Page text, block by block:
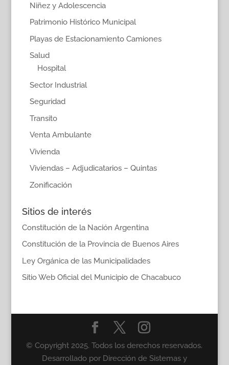
Niñez y Adolescencia
Patrimonio Histórico Municipal
Playas de Estacionamiento Camiones
Salud
Hospital
Sector Industrial
Seguridad
Transito
Venta Ambulante
Vivienda
Viviendas – Adjudicatarios – Quintas
Zonificación
Sitios de interés
Constitución de la Nación Argentina
Constitución de la Provincia de Buenos Aires
Ley Orgánica de las Municipalidades
Sitio Web Oficial del Municipio de Chacabuco
© Copyright 2025. Todos los derechos reservados.
Desarrollado por Dirección de Sistemas y